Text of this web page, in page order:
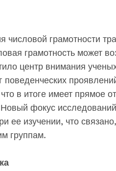
числовой грамотности
грамотность может
центр внимания
поведенческих
в итоге имеет прямое
Новый фокус
ее изучении, что
группам.